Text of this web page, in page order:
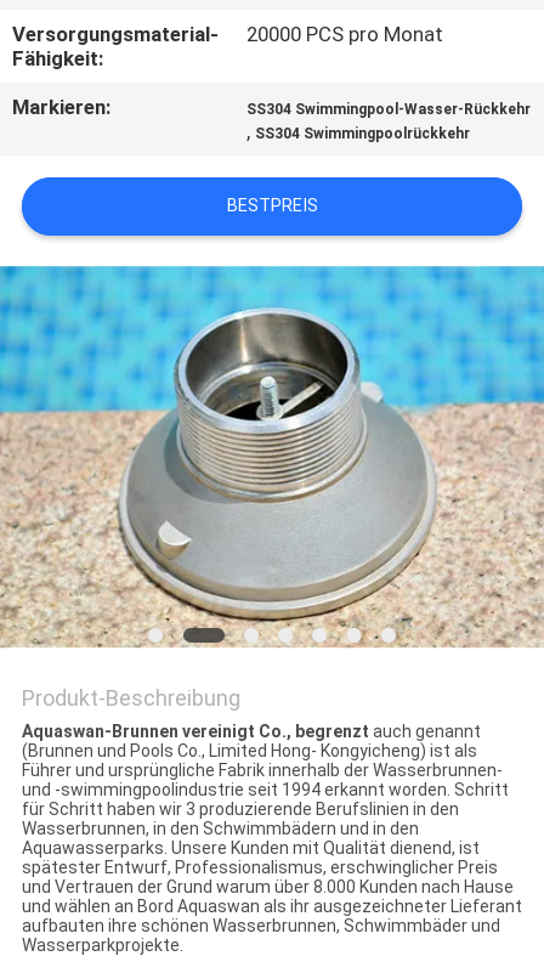
IN
SIE
EIN
ZITAT
NEWS
SITEMAP
PRIVACY
POLICY
Versorgungsmaterial-
Fähigkeit:
20000 PCS pro Monat
Markieren: SS304 Swimmingpool-Wasser-Rückkehr
, SS304 Swimmingpoolrückkehr
BESTPREIS
Produkt-Beschreibung
Aquaswan-Brunnen vereinigt Co., begrenzt auch genannt
(Brunnen und Pools Co., Limited Hong- Kongyicheng) ist als
Führer und ursprüngliche Fabrik innerhalb der Wasserbrunnen-
und -swimmingpoolindustrie seit 1994 erkannt worden. Schritt
für Schritt haben wir 3 produzierende Berufslinien in den
Wasserbrunnen, in den Schwimmbädern und in den
Aquawasserparks. Unsere Kunden mit Qualität dienend, ist
spätester Entwurf, Professionalismus, erschwinglicher Preis
und Vertrauen der Grund warum über 8.000 Kunden nach Hause
und wählen an Bord Aquaswan als ihr ausgezeichneter Lieferant
aufbauten ihre schönen Wasserbrunnen, Schwimmbäder und
Wasserparkprojekte.